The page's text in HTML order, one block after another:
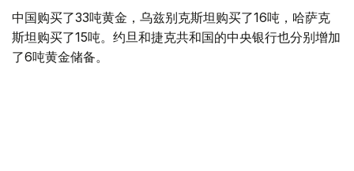
中国购买了33吨黄金，乌兹别克斯坦购买了16吨，哈萨克
斯坦购买了15吨。约旦和捷克共和国的中央银行也分别增加
了6吨黄金储备。